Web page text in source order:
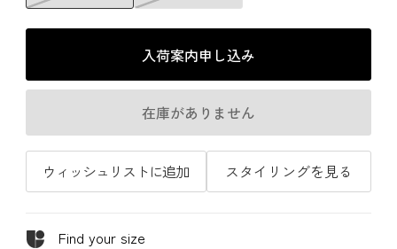
入荷案内申し込み
在庫がありません
ウィッシュリストに追加 スタイリングを見る
Find your size